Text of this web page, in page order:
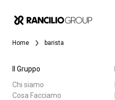
Home barista
Il Gruppo
Chi siamo
Cosa Facciamo
News
La nostra storia
I nostri Lab